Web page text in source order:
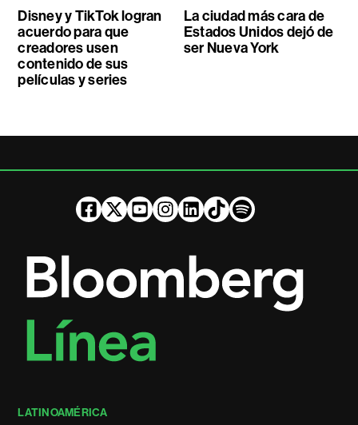
Disney y TikTok logran
acuerdo para que
creadores usen
contenido de sus
películas y series
La ciudad más cara de
Estados Unidos dejó de
ser Nueva York
LATINOAMÉRICA